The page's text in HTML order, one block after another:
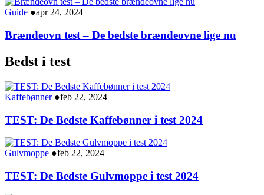
Guide ●apr 24, 2024
Brændeovn test – De bedste brændeovne lige nu
Bedst i test
Kaffebønner ●feb 22, 2024
TEST: De Bedste Kaffebønner i test 2024
Gulvmoppe ●feb 22, 2024
TEST: De Bedste Gulvmoppe i test 2024